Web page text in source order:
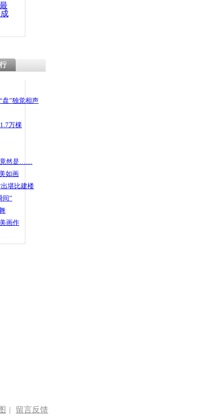
盘”独觉相声
万棵
然是……
如画
堪比建楼
间”
画作
| 留言反馈